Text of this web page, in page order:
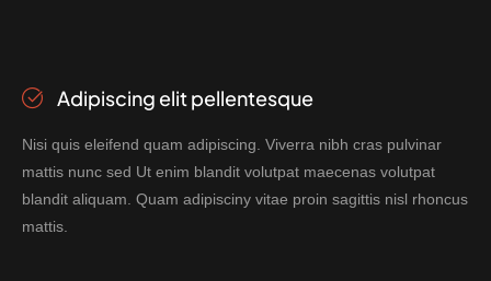
Adipiscing elit pellentesque
Nisi quis eleifend quam adipiscing. Viverra nibh cras pulvinar
mattis nunc sed Ut enim blandit volutpat maecenas volutpat
blandit aliquam. Quam adipisciny vitae proin sagittis nisl rhoncus
mattis.